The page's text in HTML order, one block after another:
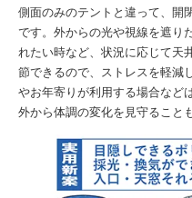
側面のみのテントと違って、開
です。外からの光や視線を遮り
れたい時など、状況に応じて天
節できるので、ストレスを軽減
やお年寄りが利用する場合など
外から体調の変化を見守ること